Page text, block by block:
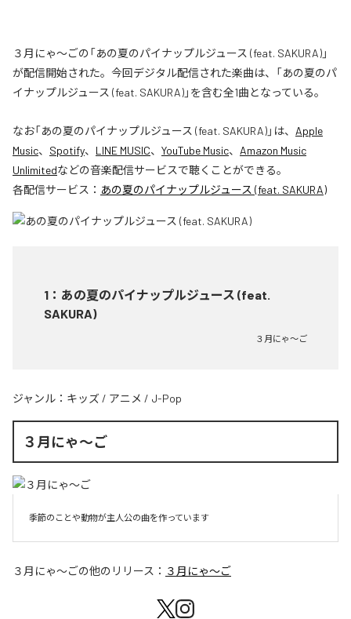
３月にゃ〜ごの「あの夏のパイナップルジュース (feat. SAKURA)」
が配信開始された。今回デジタル配信された楽曲は、「あの夏のパ
イナップルジュース (feat. SAKURA)」を含む全1曲となっている。
なお「あの夏のパイナップルジュース (feat. SAKURA)」は、 Apple
Music、 Spotify、 LINE MUSIC、 YouTube Music、 Amazon Music
Unlimitedなどの音楽配信サービスで聴くことができる。
各配信サービス： あの夏のパイナップルジュース (feat. SAKURA)
1 ： あの夏のパイナップルジュース (feat.
SAKURA)
３月にゃ〜ご
ジャンル： キッズ / アニメ / J-Pop
３月にゃ〜ご
季節のことや動物が主人公の曲を作っています
３月にゃ〜ごの他のリリース： ３月にゃ〜ご